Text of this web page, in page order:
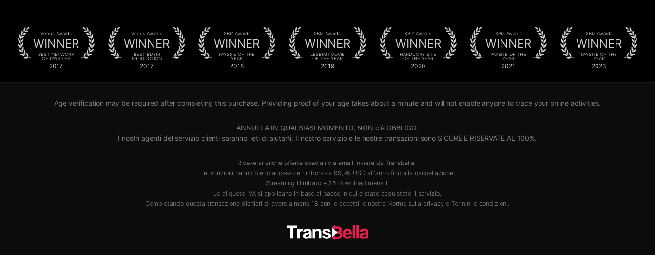
Venus Awards
WINNER
BEST NETWORK
OF PAYSITES
2017
Venus Awards
WINNER
BEST BDSM
PRODUCTION
2017
XBIZ Awards
WINNER
PAYSITE OF THE
YEAR
2018
XBIZ Awards
WINNER
LESBIAN MOVIE
OF THE YEAR
2019
XBIZ Awards
WINNER
HARDCORE SITE
OF THE YEAR
2020
XBIZ Awards
WINNER
PAYSITE OF THE
YEAR
2021
XBIZ Awards
WINNER
PAYSITE OF THE
YEAR
2023
Age verification may be required after completing this purchase. Providing proof of your age takes about a minute and will not enable anyone to trace your online activities.
ANNULLA IN QUALSIASI MOMENTO, NON c'è OBBLIGO.
I nostri agenti del servizio clienti saranno lieti di aiutarti. Il nostro servizio e le nostre transazioni sono SICURE E RISERVATE AL 100%.
Riceverai anche offerte speciali via email inviate da TransBella.
Le iscrizioni hanno pieno accesso e rimborso a 99,95 USD all'anno fino alla cancellazione.
Streaming illimitato e 25 download mensili.
Le aliquote IVA si applicano in base al paese in cui è stato acquistato il servizio.
Completando questa transazione dichiari di avere almeno 18 anni e accetti le nostre Norme sulla privacy eTermini e condizioni